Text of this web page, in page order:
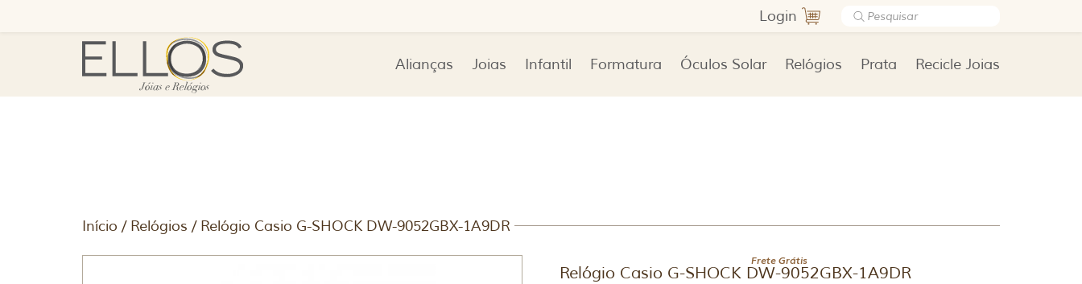
Login
Alianças Joias Infantil Formatura Óculos Solar Relógios Prata Recicle Joias
Início / Relógios / Relógio Casio G-SHOCK DW-9052GBX-1A9DR
Frete Grátis
Relógio Casio G-SHOCK DW-9052GBX-1A9DR